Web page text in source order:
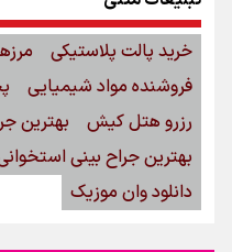
خرید پالت پلاستیکی
فروشنده مواد شیمیایی
رزرو هتل کیش
بهترین
بهترین جراح بینی
دانلود وان موزیک